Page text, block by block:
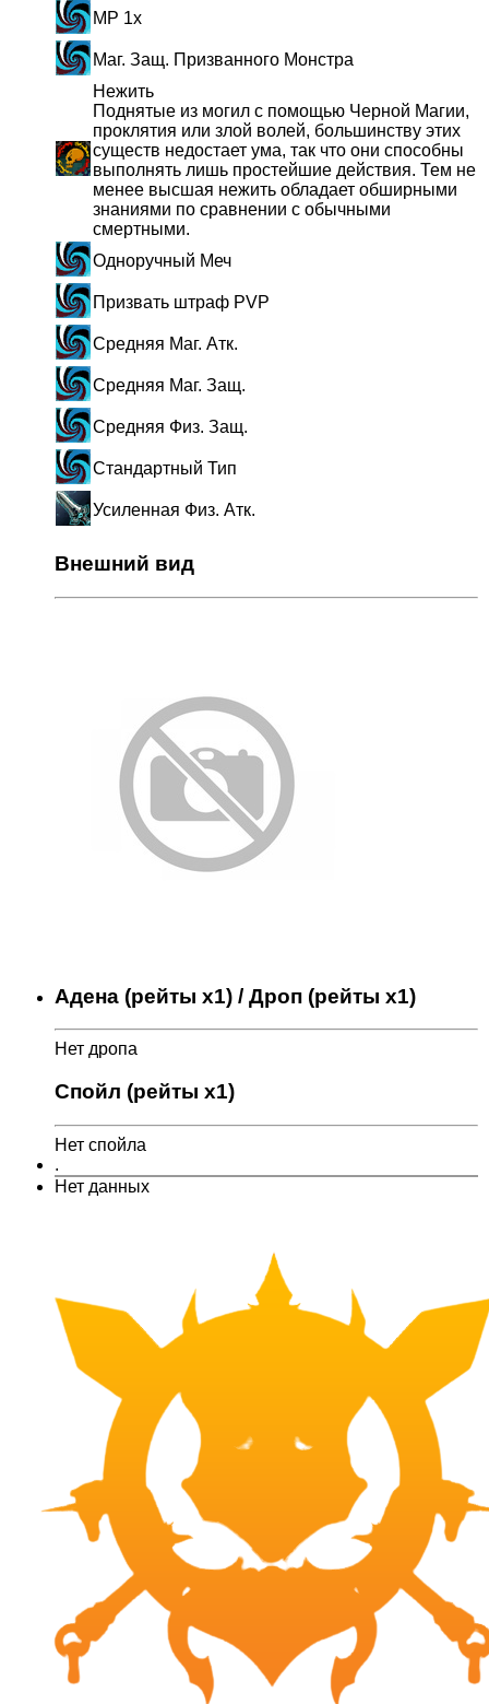
MP 1x
Маг. Защ. Призванного Монстра
Нежить
Поднятые из могил с помощью Черной Магии,
проклятия или злой волей, большинству этих
существ недостает ума, так что они способны
выполнять лишь простейшие действия. Тем не
менее высшая нежить обладает обширными
знаниями по сравнении с обычными
смертными.
Одноручный Меч
Призвать штраф PVP
Средняя Маг. Атк.
Средняя Маг. Защ.
Средняя Физ. Защ.
Стандартный Тип
Усиленная Физ. Атк.
Внешний вид
Адена (рейты x1) / Дроп (рейты x1)
Нет дропа
Спойл (рейты x1)
Нет спойла
.
Нет данных